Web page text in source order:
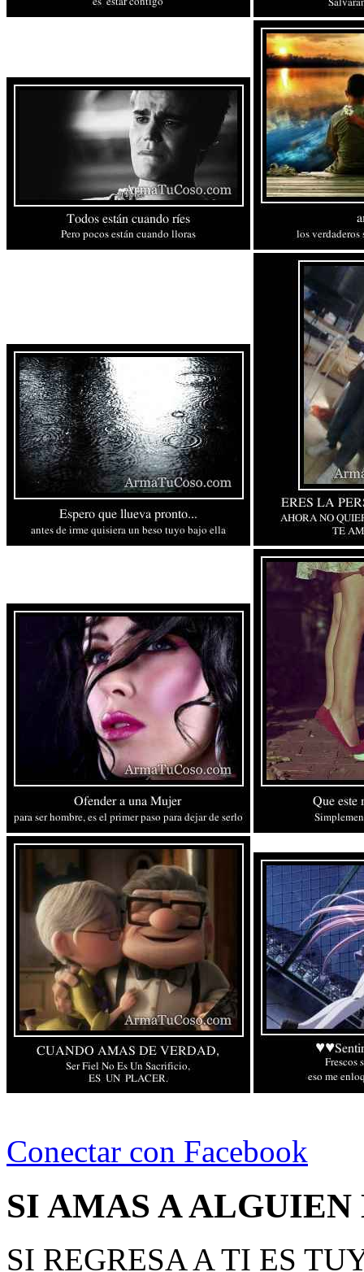
Conectar con Facebook
SI AMAS A
SI REGRESA A TI ES